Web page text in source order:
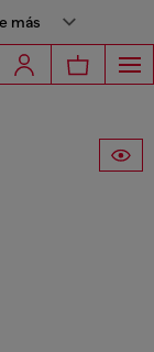
más